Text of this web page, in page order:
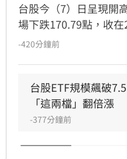
台股今（7）日呈現開
場下跌170.79點，收
逾8,192億元。金融股
跌，終場微漲0.79%
計，官股券商今日買
外，還包括聯電、群
積極進場布局。提醒
資決策應審慎評估風
-420分鐘前
台股ETF規模飆破
「這兩檔」翻倍漲
-377分鐘前